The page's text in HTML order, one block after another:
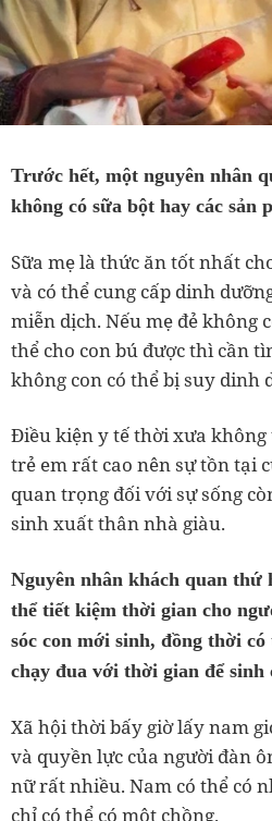
Trước hết, một nguyên nhân
không có sữa bột hay các sản
Sữa mẹ là thức ăn tốt nhất
và có thể cung cấp dinh
miễn dịch. Nếu mẹ đẻ không
thể cho con bú được thì cần
không con có thể bị suy dinh
Điều kiện y tế thời xưa
trẻ em rất cao nên sự tồn tại
quan trọng đối với sự sống
sinh xuất thân nhà giàu.
Nguyên nhân khách quan thứ
thể tiết kiệm thời gian cho
sóc con mới sinh, đồng thời
chạy đua với thời gian để
Xã hội thời bấy giờ lấy nam
và quyền lực của người đàn
nữ rất nhiều. Nam có thể có
chỉ có thể có một chồng.